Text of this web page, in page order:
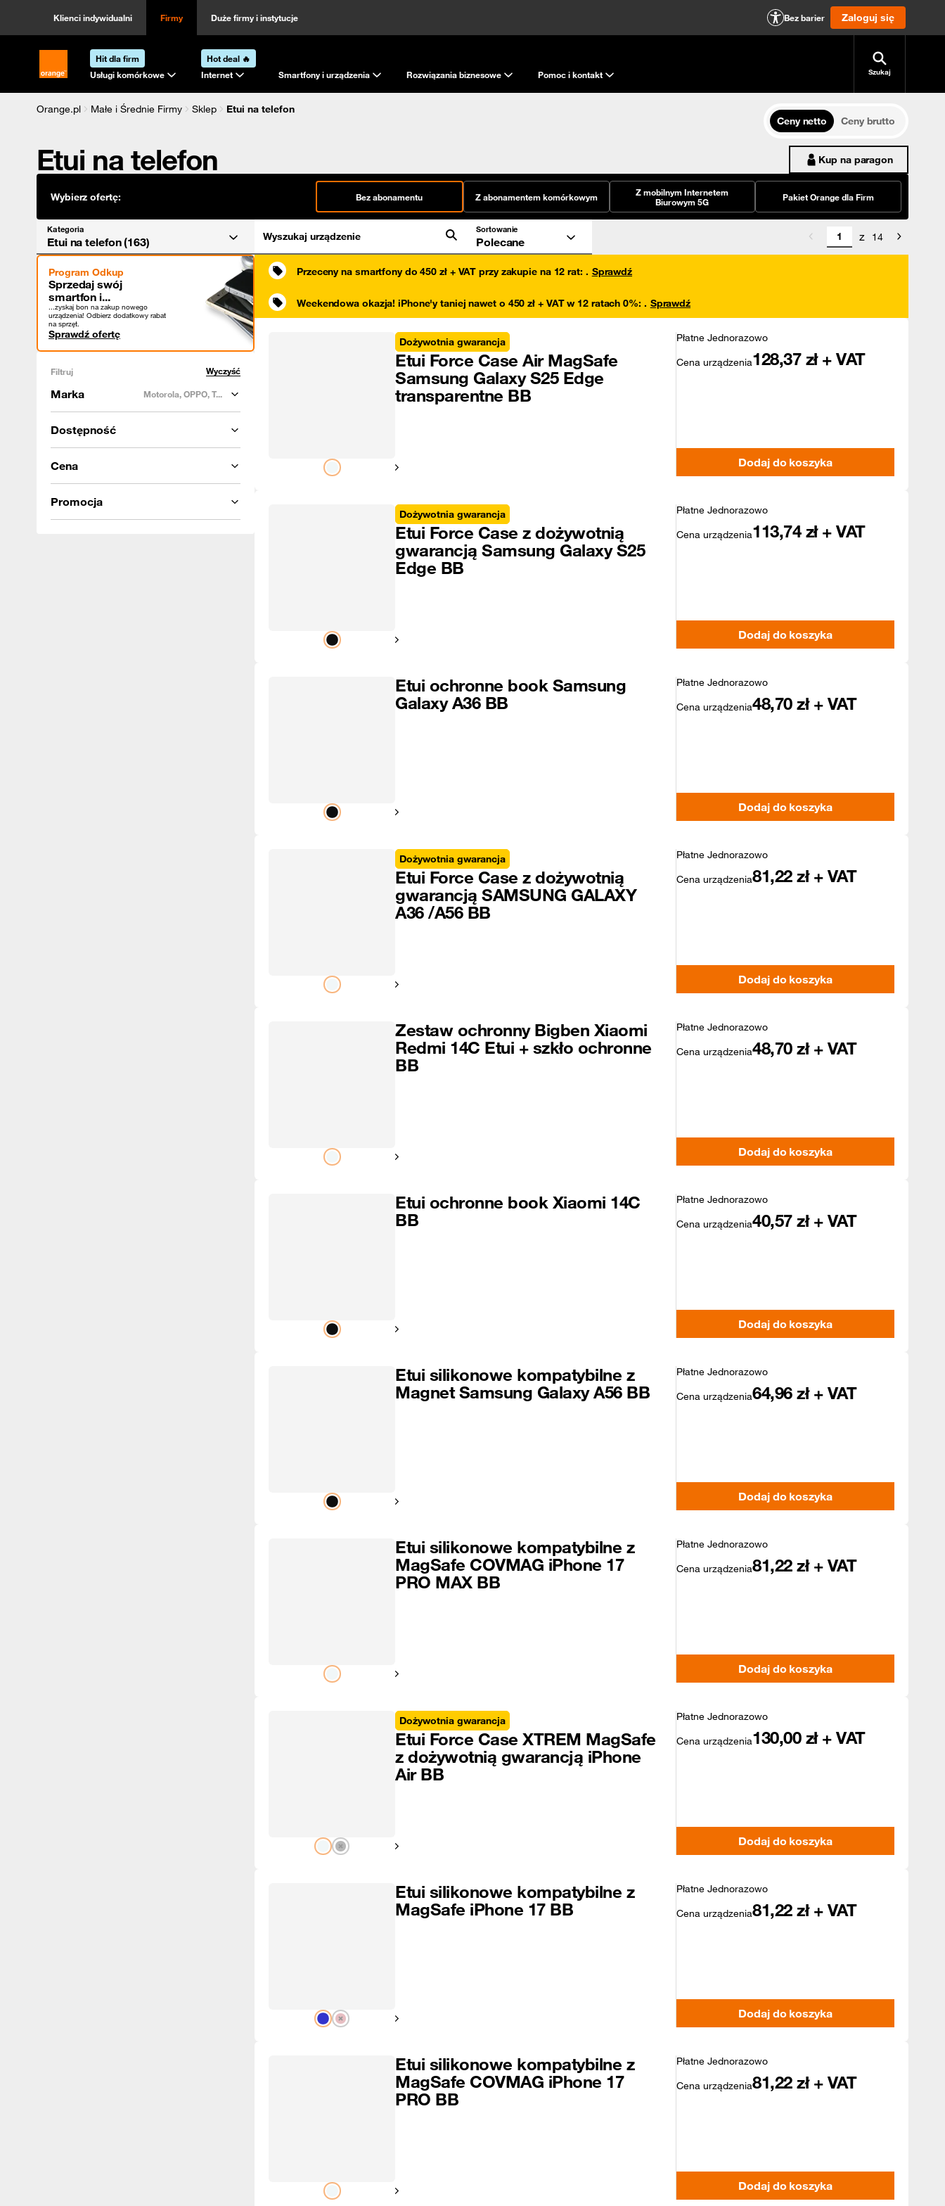
Klienci indywidualni Firmy Duże firmy i instytucje Bez barier Zaloguj się
Strona główna Orange.pl
Hit dla firm
Usługi komórkowe
Hot deal 🔥
Internet
Smartfony i urządzenia Rozwiązania biznesowe Pomoc i kontakt Szukaj
Orange.pl Małe i Średnie Firmy Sklep
Etui na telefon
Ceny netto
Ceny brutto
Etui na telefon Kup na paragon
Wybierz ofertę: Bez abonamentu Z abonamentem komórkowym
Z mobilnym Internetem
Biurowym 5G
Pakiet Orange dla Firm
Kategoria
Etui na telefon (163) Wyszukaj urządzenie
Sortowanie
Polecane z 14
Program Odkup
Sprzedaj swój
smartfon i...
...zyskaj bon na zakup nowego
urządzenia! Odbierz dodatkowy rabat
na sprzęt.
Sprawdź ofertę
Filtruj Wyczyść
Marka Motorola, OPPO, T...
Dostępność
Cena
Promocja
Przeceny na smartfony do 450 zł + VAT przy zakupie na 12 rat: . Sprawdź
Weekendowa okazja! iPhone'y taniej nawet o 450 zł + VAT w 12 ratach 0%: . Sprawdź
Pokaż następny
Dożywotnia gwarancja
Etui Force Case Air MagSafe
Samsung Galaxy S25 Edge
transparentne BB
Płatne Jednorazowo
Cena urządzenia128,37 zł + VAT
Dodaj do koszyka
Pokaż następny
Dożywotnia gwarancja
Etui Force Case z dożywotnią
gwarancją Samsung Galaxy S25
Edge BB
Płatne Jednorazowo
Cena urządzenia113,74 zł + VAT
Dodaj do koszyka
Pokaż następny
Etui ochronne book Samsung
Galaxy A36 BB
Płatne Jednorazowo
Cena urządzenia48,70 zł + VAT
Dodaj do koszyka
Pokaż następny
Dożywotnia gwarancja
Etui Force Case z dożywotnią
gwarancją SAMSUNG GALAXY
A36 /A56 BB
Płatne Jednorazowo
Cena urządzenia81,22 zł + VAT
Dodaj do koszyka
Pokaż następny
Zestaw ochronny Bigben Xiaomi
Redmi 14C Etui + szkło ochronne
BB
Płatne Jednorazowo
Cena urządzenia48,70 zł + VAT
Dodaj do koszyka
Pokaż następny
Etui ochronne book Xiaomi 14C
BB
Płatne Jednorazowo
Cena urządzenia40,57 zł + VAT
Dodaj do koszyka
Pokaż następny
Etui silikonowe kompatybilne z
Magnet Samsung Galaxy A56 BB
Płatne Jednorazowo
Cena urządzenia64,96 zł + VAT
Dodaj do koszyka
Pokaż następny
Etui silikonowe kompatybilne z
MagSafe COVMAG iPhone 17
PRO MAX BB
Płatne Jednorazowo
Cena urządzenia81,22 zł + VAT
Dodaj do koszyka
Pokaż następny
Dożywotnia gwarancja
Etui Force Case XTREM MagSafe
z dożywotnią gwarancją iPhone
Air BB
Płatne Jednorazowo
Cena urządzenia130,00 zł + VAT
Dodaj do koszyka
Pokaż następny
Etui silikonowe kompatybilne z
MagSafe iPhone 17 BB
Płatne Jednorazowo
Cena urządzenia81,22 zł + VAT
Dodaj do koszyka
Pokaż następny
Etui silikonowe kompatybilne z
MagSafe COVMAG iPhone 17
PRO BB
Płatne Jednorazowo
Cena urządzenia81,22 zł + VAT
Dodaj do koszyka